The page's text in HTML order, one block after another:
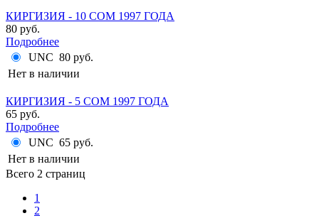
КИРГИЗИЯ - 10 СОМ 1997 ГОДА
80 руб.
Подробнее
UNC 80 руб.
Нет в наличии
КИРГИЗИЯ - 5 СОМ 1997 ГОДА
65 руб.
Подробнее
UNC 65 руб.
Нет в наличии
Всего 2 страниц
1
2